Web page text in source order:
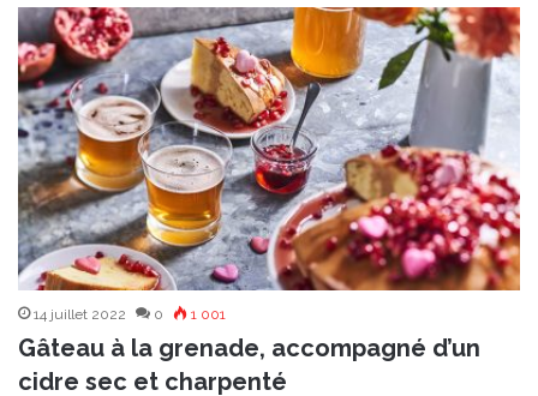
14 juillet 2022 0 1 001
Gâteau à la grenade, accompagné d’un
cidre sec et charpenté